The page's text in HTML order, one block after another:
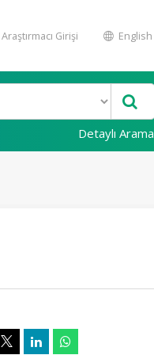
Araştırmacı Girişi English
Detaylı Arama